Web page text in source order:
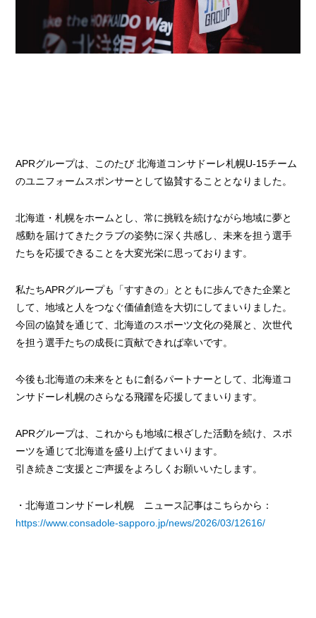
APRグループは、このたび 北海道コンサドーレ札幌U-15チーム
のユニフォームスポンサーとして協賛することとなりました。
北海道・札幌をホームとし、常に挑戦を続けながら地域に夢と
感動を届けてきたクラブの姿勢に深く共感し、未来を担う選手
たちを応援できることを大変光栄に思っております。
私たちAPRグループも「すすきの」とともに歩んできた企業と
して、地域と人をつなぐ価値創造を大切にしてまいりました。
今回の協賛を通じて、北海道のスポーツ文化の発展と、次世代
を担う選手たちの成長に貢献できれば幸いです。
今後も北海道の未来をともに創るパートナーとして、北海道コ
ンサドーレ札幌のさらなる飛躍を応援してまいります。
APRグループは、これからも地域に根ざした活動を続け、スポ
ーツを通じて北海道を盛り上げてまいります。
引き続きご支援とご声援をよろしくお願いいたします。
・北海道コンサドーレ札幌 ニュース記事はこちらから：
https://www.consadole-sapporo.jp/news/2026/03/12616/